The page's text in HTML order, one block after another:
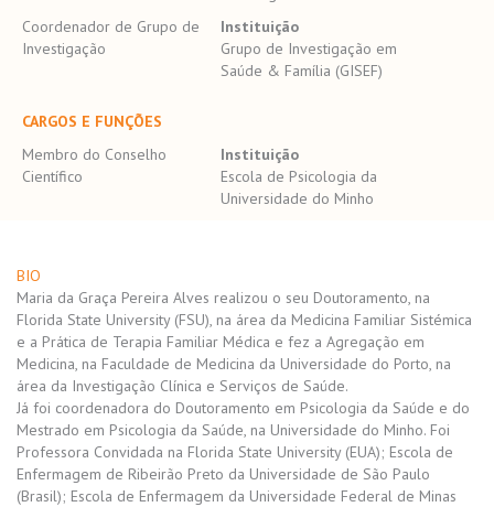
Coordenador de Grupo de
Investigação
Instituição
Grupo de Investigação em
Saúde & Família (GISEF)
CARGOS E FUNÇÕES
Membro do Conselho
Científico
Instituição
Escola de Psicologia da
Universidade do Minho
BIO
Maria da Graça Pereira Alves realizou o seu Doutoramento, na
Florida State University (FSU), na área da Medicina Familiar Sistémica
e a Prática de Terapia Familiar Médica e fez a Agregação em
Medicina, na Faculdade de Medicina da Universidade do Porto, na
área da Investigação Clínica e Serviços de Saúde.
Já foi coordenadora do Doutoramento em Psicologia da Saúde e do
Mestrado em Psicologia da Saúde, na Universidade do Minho. Foi
Professora Convidada na Florida State University (EUA); Escola de
Enfermagem de Ribeirão Preto da Universidade de São Paulo
(Brasil); Escola de Enfermagem da Universidade Federal de Minas